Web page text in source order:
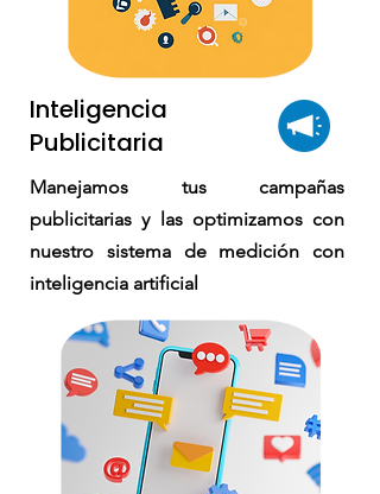
Inteligencia
Publicitaria
Manejamos tus campañas
publicitarias y las optimizamos con
nuestro sistema de medición con
inteligencia artificial